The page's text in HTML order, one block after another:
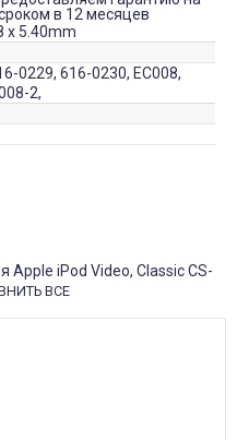
в 12 месяцев
x 5.40mm
0229, 616-0230, EC008,
2,
Apple iPod Video, Classic CS-
ВСЕ